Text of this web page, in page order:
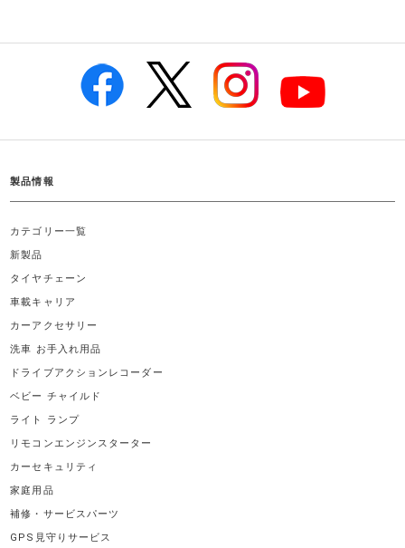
製品情報
カテゴリー一覧
新製品
タイヤチェーン
車載キャリア
カーアクセサリー
洗車 お手入れ用品
ドライブアクションレコーダー
ベビー チャイルド
ライト ランプ
リモコンエンジンスターター
カーセキュリティ
家庭用品
補修・サービスパーツ
GPS見守りサービス